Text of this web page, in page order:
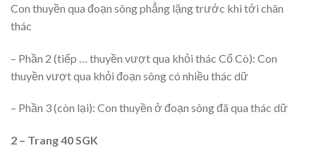
Con thuyền qua đoạn sông phẳng lặng trước khi tới chân
thác
– Phần 2 (tiếp … thuyền vượt qua khỏi thác Cổ Cò): Con
thuyền vượt qua khỏi đoạn sông có nhiều thác dữ
– Phần 3 (còn lại): Con thuyền ở đoạn sông đã qua thác dữ
2 – Trang 40 SGK